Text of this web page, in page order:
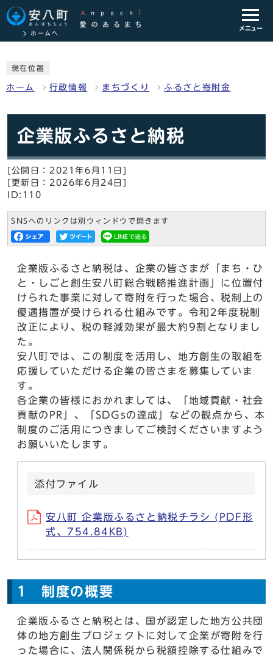
ホームへ
メニュー
現在位置
ホーム 行政情報 まちづくり ふるさと寄附金
企業版ふるさと納税
[公開日：2021年6月11日]
[更新日：2026年6月24日]
ID:110
SNSへのリンクは別ウィンドウで開きます
企業版ふるさと納税は、企業の皆さまが「まち・ひ
と・しごと創生安八町総合戦略推進計画」に位置付
けられた事業に対して寄附を行った場合、税制上の
優遇措置が受けられる仕組みです。令和2年度税制
改正により、税の軽減効果が最大約9割となりまし
た。
安八町では、この制度を活用し、地方創生の取組を
応援していただける企業の皆さまを募集していま
す。
各企業の皆様におかれましては、「地域貢献・社会
貢献のPR」、「SDGsの達成」などの観点から、本
制度のご活用につきましてご検討くださいますよう
お願いいたします。
添付ファイル
安八町 企業版ふるさと納税チラシ (PDF形
式、754.84KB)
1 制度の概要
企業版ふるさと納税とは、国が認定した地方公共団
体の地方創生プロジェクトに対して企業が寄附を行
った場合に、法人関係税から税額控除する仕組みで